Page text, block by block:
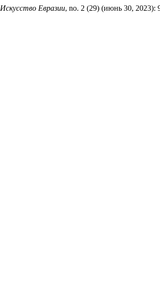
Искусство Евразии, no. 2 (29) (июнь 30, 2023):